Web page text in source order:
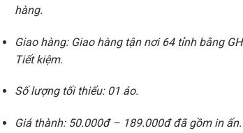
hàng.
Giao hàng: Giao hàng tận nơi 64 tỉnh bằng GH
Tiết kiệm.
Số lượng tối thiểu: 01 áo.
Giá thành: 50.000đ – 189.000đ đã gồm in ấn.